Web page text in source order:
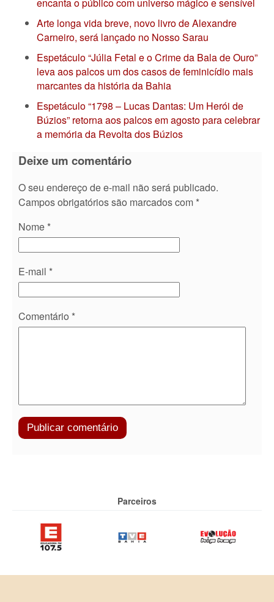
Arte longa vida breve, novo livro de Alexandre
Carneiro, será lançado no Nosso Sarau
Espetáculo “Júlia Fetal e o Crime da Bala de Ouro”
leva aos palcos um dos casos de feminicídio mais
marcantes da história da Bahia
Espetáculo “1798 – Lucas Dantas: Um Herói de
Búzios” retorna aos palcos em agosto para celebrar
a memória da Revolta dos Búzios
Deixe um comentário
O seu endereço de e-mail não será publicado.
Campos obrigatórios são marcados com *
Nome *
E-mail *
Comentário *
Parceiros